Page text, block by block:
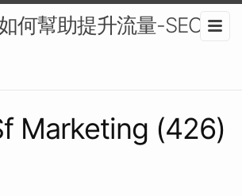
何幫助提升流量-SEO技
Marketing (426)